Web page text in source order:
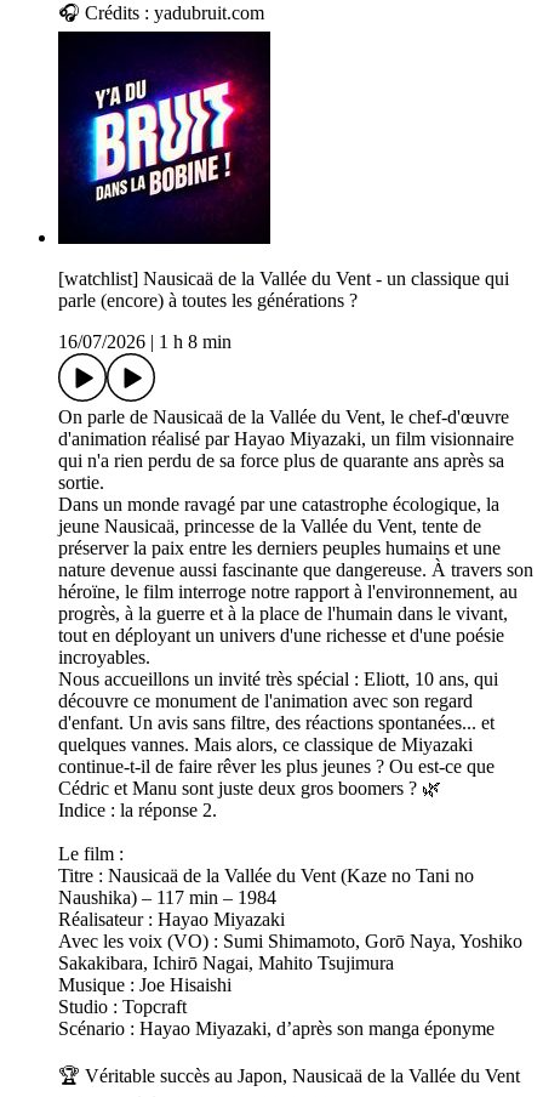
🎧 Crédits : yadubruit.com
[watchlist] Nausicaä de la Vallée du Vent - un classique qui
parle (encore) à toutes les générations ?
16/07/2026
1 h 8 min
On parle de Nausicaä de la Vallée du Vent, le chef-d'œuvre
d'animation réalisé par Hayao Miyazaki, un film visionnaire
qui n'a rien perdu de sa force plus de quarante ans après sa
sortie.
Dans un monde ravagé par une catastrophe écologique, la
jeune Nausicaä, princesse de la Vallée du Vent, tente de
préserver la paix entre les derniers peuples humains et une
nature devenue aussi fascinante que dangereuse. À travers son
héroïne, le film interroge notre rapport à l'environnement, au
progrès, à la guerre et à la place de l'humain dans le vivant,
tout en déployant un univers d'une richesse et d'une poésie
incroyables.
Nous accueillons un invité très spécial : Eliott, 10 ans, qui
découvre ce monument de l'animation avec son regard
d'enfant. Un avis sans filtre, des réactions spontanées... et
quelques vannes. Mais alors, ce classique de Miyazaki
continue-t-il de faire rêver les plus jeunes ? Ou est-ce que
Cédric et Manu sont juste deux gros boomers ? 🌿
Indice : la réponse 2.
Le film :
Titre : Nausicaä de la Vallée du Vent (Kaze no Tani no
Naushika) – 117 min – 1984
Réalisateur : Hayao Miyazaki
Avec les voix (VO) : Sumi Shimamoto, Gorō Naya, Yoshiko
Sakakibara, Ichirō Nagai, Mahito Tsujimura
Musique : Joe Hisaishi
Studio : Topcraft
Scénario : Hayao Miyazaki, d’après son manga éponyme
🏆 Véritable succès au Japon, Nausicaä de la Vallée du Vent